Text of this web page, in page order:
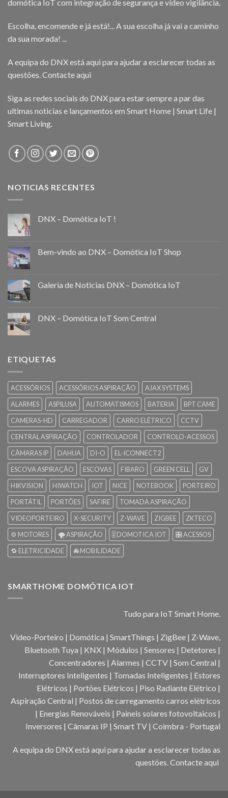
domótica IoT com integração de segurança e vídeo vigilância.
Escolha, encomende e já está!... A sua escolha já vai a caminho
da sua morada! ...
A equipa do DNX está aqui para ajudar a esclarecer todas as
questões. Contacte aqui
Siga as redes sociais do DNX para estar sempre a par das
ultimas noticias e lançamentos em Smart Home | Smart Life |
Smart Living.
NOTICIAS RECENTES
DNX – Domótica IoT !
Bem-vindo ao DNX – Domótica IoT Shop
Galeria de Noticias DNX – Domótica IoT
DNX – Domótica IoT Som Central
ETIQUETAS
ACESSÓRIOS ACESSÓRIOS ASPIRAÇÃO
AJAX SYSTEMS
ALARMES
ASPILUSA AUTOMATISMOS BATERIA
BPT CAME
CAMERAS-HD
CARREGADOR CARRO ELÉTRICO
CCTV
CENTRAL ASPIRAÇÃO
CONTROLADOR
CONTROLO-ACESSOS
CÂMARAS IP
DAHUA DI-O
EL-ICONNECT2
ESCOVA ASPIRAÇÃO
ESCOVAS FIBARO GREEN CELL
GV
HIKVISION
HIWATCH IOT NICE NOTEBOOK
PORTEIRO
PORTÁTIL
PORTÕES SAFIRE
TOMADA ASPIRAÇÃO
VIDEOPORTEIRO
X-SECURITY Z-WAVE ZIGBEE
ZKTECO
⚙️ MOTORES
🌪️ ASPIRAÇÃO 🎚️ DOMOTICA IOT
🎛️ ACESSOS
🔁 ELETRICIDADE
🚘 MOBILIDADE
SMARTHOME DOMÓTICA IOT
Tudo para IoT Smart Home.
Video-Porteiro | Domótica | SmartThings | ZigBee | Z-Wave,
Bluetooth Tuya | KNX | Módulos | Sensores | Detetores |
Concentradores | Alarmes | CCTV | Som Central |
Interruptores Inteligentes | Tomadas Inteligentes | Estores
Elétricos | Portões Elétricos | Piso Radiante Elétrico |
Aspiração Central | Postos de carregamento carros elétricos
| Energias Renováveis | Paineis solares fotovoltaicos |
Inversores | Câmaras IP | Smart TV | Coimbra - Portugal
A equipa do DNX está aqui para ajudar a esclarecer todas as
questões. Contacte aqui